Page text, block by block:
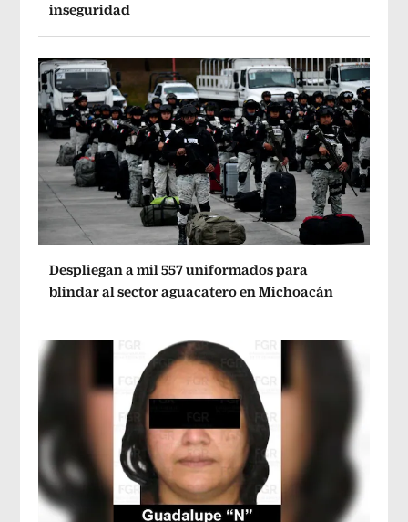
inseguridad
Despliegan a mil 557 uniformados para
blindar al sector aguacatero en Michoacán